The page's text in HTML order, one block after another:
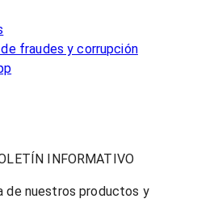
fraudes y corrupción
INFORMATIVO
de nuestros productos y